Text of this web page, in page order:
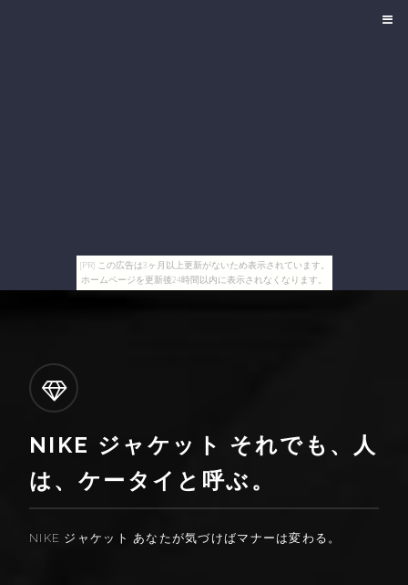
[PR] この広告は3ヶ月以上更新がないため表示されています。
ホームページを更新後24時間以内に表示されなくなります。
NIKE ジャケット それでも、人
は、ケータイと呼ぶ。
NIKE ジャケット あなたが気づけばマナーは変わる。